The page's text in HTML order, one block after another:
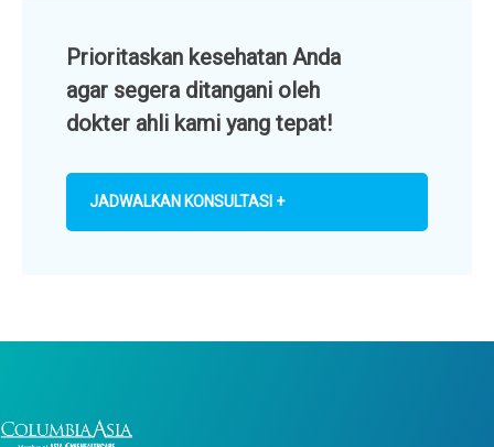
Prioritaskan kesehatan Anda
agar segera ditangani oleh
dokter ahli kami yang tepat!
JADWALKAN KONSULTASI +